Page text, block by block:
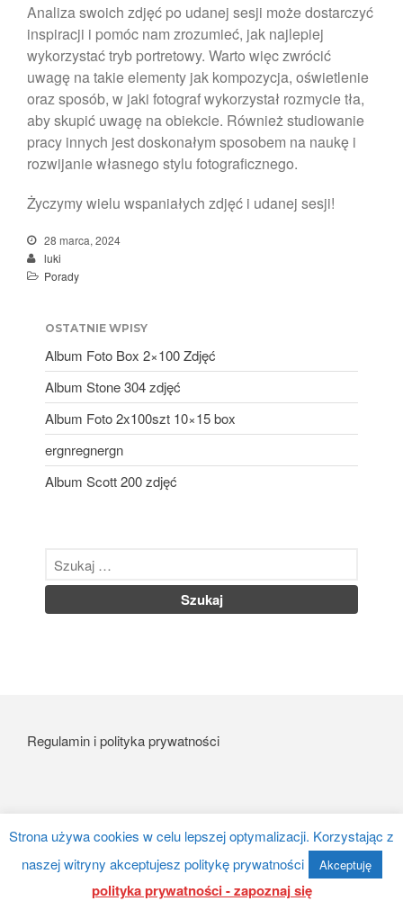
Analiza swoich zdjęć po udanej sesji może dostarczyć
inspiracji i pomóc nam zrozumieć, jak najlepiej
wykorzystać tryb portretowy. Warto więc zwrócić
uwagę na takie elementy jak kompozycja, oświetlenie
oraz sposób, w jaki fotograf wykorzystał rozmycie tła,
aby skupić uwagę na obiekcie. Również studiowanie
pracy innych jest doskonałym sposobem na naukę i
rozwijanie własnego stylu fotograficznego.
Życzymy wielu wspaniałych zdjęć i udanej sesji!
28 marca, 2024
luki
Porady
OSTATNIE WPISY
Album Foto Box 2×100 Zdjęć
Album Stone 304 zdjęć
Album Foto 2x100szt 10×15 box
ergnregnergn
Album Scott 200 zdjęć
Regulamin i polityka prywatności
eurofoto
Strona używa cookies w celu lepszej optymalizacji. Korzystając z
naszej witryny akceptujesz politykę prywatności
Akceptuję
polityka prywatności - zapoznaj się